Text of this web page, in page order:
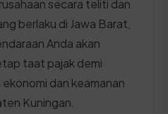
secara teliti dan
berlaku di Jawa Barat,
Anda akan
taat pajak demi
dan keamanan
Kuningan.